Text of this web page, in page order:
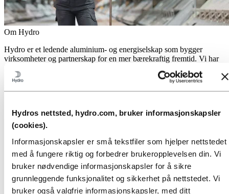
Hydros nettsted, hydro.com, bruker informasjonskapsler
(cookies).
Informasjonskapsler er små tekstfiler som hjelper nettstedet
med å fungere riktig og forbedrer brukeropplevelsen din. Vi
bruker nødvendige informasjonskapsler for å sikre
grunnleggende funksjonalitet og sikkerhet på nettstedet. Vi
bruker også valgfrie informasjonskapsler, med ditt
Om Hydro
Hydro er et ledende aluminium- og energiselskap som bygger
virksomheter og partnerskap for en mer bærekraftig fremtid. Vi har
Produkter
Om aluminium
Innovasjon, forskning og utvikling
Gå til:Energi
Energi i Hydro
Hydro Rein
Kraftproduksjon og markedsoperasjoner
Gå til: